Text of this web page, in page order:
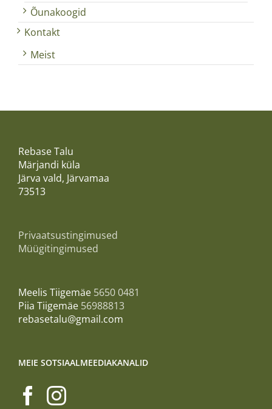
Õunakoogid
Kontakt
Meist
Rebase Talu
Märjandi küla
Järva vald, Järvamaa
73513
Privaatsustingimused
Müügitingimused
Meelis Tiigemäe 5650 0481
Piia Tiigemäe 56988813
rebasetalu@gmail.com
MEIE SOTSIAALMEEDIAKANALID